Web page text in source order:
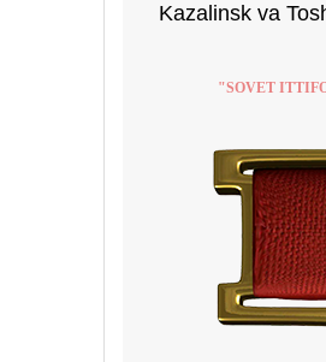
Kazalinsk va
"SOVET